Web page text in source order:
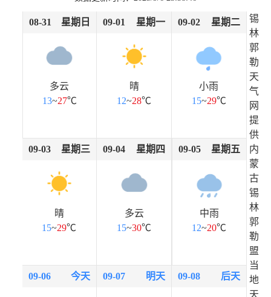
08-31 星期日
多云
13~27℃
09-01 星期一
晴
12~28℃
09-02 星期二
小雨
15~29℃
09-03 星期三
晴
15~29℃
09-04 星期四
多云
15~30℃
09-05 星期五
中雨
12~20℃
09-06 今天 09-07 明天 09-08 后天
锡
林
郭
勒
天
气
网
提
供
内
蒙
古
锡
林
郭
勒
盟
当
地
天